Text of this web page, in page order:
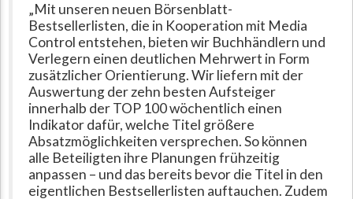
„Mit unseren neuen Börsenblatt-
Bestsellerlisten, die in Kooperation mit Media
Control entstehen, bieten wir Buchhändlern und
Verlegern einen deutlichen Mehrwert in Form
zusätzlicher Orientierung. Wir liefern mit der
Auswertung der zehn besten Aufsteiger
innerhalb der TOP 100 wöchentlich einen
Indikator dafür, welche Titel größere
Absatzmöglichkeiten versprechen. So können
alle Beteiligten ihre Planungen frühzeitig
anpassen – und das bereits bevor die Titel in den
eigentlichen Bestsellerlisten auftauchen. Zudem